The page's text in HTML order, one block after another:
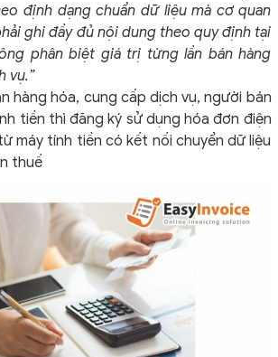
định dạng chuẩn dữ liệu mà cơ quan
ghi đầy đủ nội dung theo quy định tại
phân biệt giá trị từng lần bán hàng
vụ.”
hàng hóa, cung cấp dịch vụ, người bán
tiền thì đăng ký sử dụng hóa đơn điện
máy tính tiền có kết nối chuyển dữ liệu
thuế